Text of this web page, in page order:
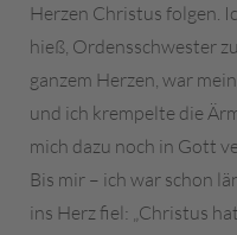
Herzen Christus folgen.
hieß, Ordensschwester
ganzem Herzen, war
und ich krempelte die
mich dazu noch in Gott
Bis mir – ich war schon
ins Herz fiel: „Christus